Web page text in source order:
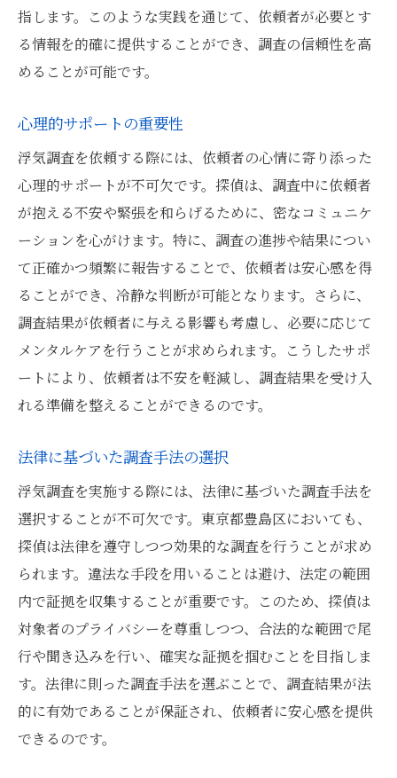
指します。このような実践を通じて、依頼者が必要とす
る情報を的確に提供することができ、調査の信頼性を高
めることが可能です。
心理的サポートの重要性
浮気調査を依頼する際には、依頼者の心情に寄り添った
心理的サポートが不可欠です。探偵は、調査中に依頼者
が抱える不安や緊張を和らげるために、密なコミュニケ
ーションを心がけます。特に、調査の進捗や結果につい
て正確かつ頻繁に報告することで、依頼者は安心感を得
ることができ、冷静な判断が可能となります。さらに、
調査結果が依頼者に与える影響も考慮し、必要に応じて
メンタルケアを行うことが求められます。こうしたサポ
ートにより、依頼者は不安を軽減し、調査結果を受け入
れる準備を整えることができるのです。
法律に基づいた調査手法の選択
浮気調査を実施する際には、法律に基づいた調査手法を
選択することが不可欠です。東京都豊島区においても、
探偵は法律を遵守しつつ効果的な調査を行うことが求め
られます。違法な手段を用いることは避け、法定の範囲
内で証拠を収集することが重要です。このため、探偵は
対象者のプライバシーを尊重しつつ、合法的な範囲で尾
行や聞き込みを行い、確実な証拠を掴むことを目指しま
す。法律に則った調査手法を選ぶことで、調査結果が法
的に有効であることが保証され、依頼者に安心感を提供
できるのです。